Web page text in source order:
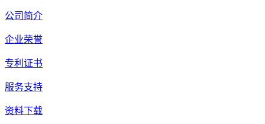
公司简介
企业荣誉
专利证书
服务支持
资料下载